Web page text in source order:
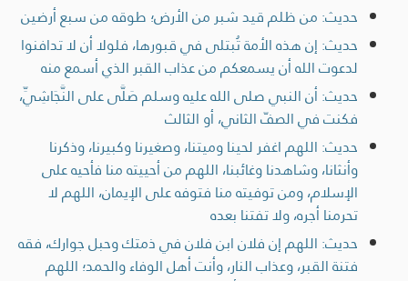
حديث: من ظلم قيد شبر من الأرض؛ طوقه من سبع أرضين
حديث: إن هذه الأمة تُبتلى في قبورها، فلولا أن لا تدافنوا
لدعوت الله أن يسمعكم من عذاب القبر الذي أسمع منه
حديث: أن النبي صلى الله عليه وسلم صَلَّى على النَّجَاشِيِّ،
فكنت في الصفّ الثاني، أو الثالث
حديث: اللهم اغفر لحينا وميتنا، وصغيرنا وكبيرنا، وذكرنا
وأنثانا، وشاهدنا وغائبنا، اللهم من أحييته منا فأحيه على
الإسلام، ومن توفيته منا فتوفه على الإيمان، اللهم لا
تحرمنا أجره، ولا تفتنا بعده
حديث: اللهم إن فلان ابن فلان في ذمتك وحبل جوارك، فقه
فتنة القبر، وعذاب النار، وأنت أهل الوفاء والحمد؛ اللهم